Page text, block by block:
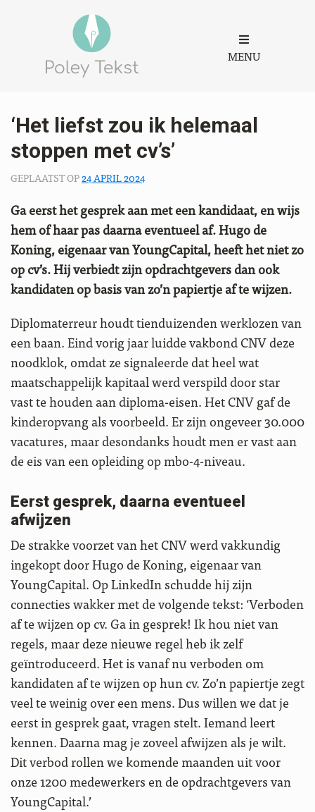
MENU
‘Het liefst zou ik helemaal
stoppen met cv’s’
GEPLAATST OP24 APRIL 2024
Ga eerst het gesprek aan met een kandidaat, en wijs
hem of haar pas daarna eventueel af. Hugo de
Koning, eigenaar van YoungCapital, heeft het niet zo
op cv’s. Hij verbiedt zijn opdrachtgevers dan ook
kandidaten op basis van zo’n papiertje af te wijzen.
Diplomaterreur houdt tienduizenden werklozen van
een baan. Eind vorig jaar luidde vakbond CNV deze
noodklok, omdat ze signaleerde dat heel wat
maatschappelijk kapitaal werd verspild door star
vast te houden aan diploma-eisen. Het CNV gaf de
kinderopvang als voorbeeld. Er zijn ongeveer 30.000
vacatures, maar desondanks houdt men er vast aan
de eis van een opleiding op mbo-4-niveau.
Eerst gesprek, daarna eventueel
afwijzen
De strakke voorzet van het CNV werd vakkundig
ingekopt door Hugo de Koning, eigenaar van
YoungCapital. Op LinkedIn schudde hij zijn
connecties wakker met de volgende tekst: ‘Verboden
af te wijzen op cv. Ga in gesprek! Ik hou niet van
regels, maar deze nieuwe regel heb ik zelf
geïntroduceerd. Het is vanaf nu verboden om
kandidaten af te wijzen op hun cv. Zo’n papiertje zegt
veel te weinig over een mens. Dus willen we dat je
eerst in gesprek gaat, vragen stelt. Iemand leert
kennen. Daarna mag je zoveel afwijzen als je wilt.
Dit verbod rollen we komende maanden uit voor
onze 1200 medewerkers en de opdrachtgevers van
YoungCapital.’